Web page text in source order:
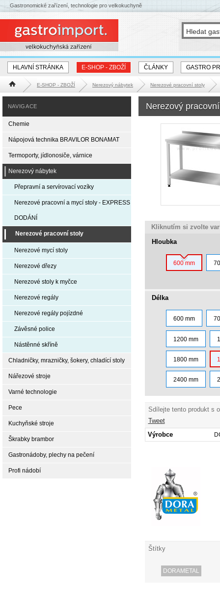
HLAVNÍ STRÁNKA E-SHOP - ZBOŽÍ ČLÁNKY GASTRO
Hlavní stránka E-SHOP - ZBOŽÍ Nerezový nábytek Nerezové pracovní stoly
Nerezový
Kliknutím si zvolte
Hloubka
600 mm
Délka
600 mm
1200 mm
1800 mm
2400 mm
Sdílejte tento produkt s
Tweet
Výrobce
Štítky
DORAMETAL
NAVIGACE
Chemie
Nápojová technika BRAVILOR BONAMAT
Termoporty, jídlonosiče, várnice
Nerezový nábytek
Přepravní a servírovací vozíky
Nerezové pracovní a mycí stoly - EXPRESS
DODÁNÍ
Nerezové pracovní stoly
Nerezové mycí stoly
Nerezové dřezy
Nerezové stoly k myčce
Nerezové regály
Nerezové regály pojízdné
Závěsné police
Nástěnné skříně
Chladničky, mrazničky, šokery, chladící stoly
Nářezové stroje
Varné technologie
Pece
Kuchyňské stroje
Škrabky brambor
Gastronádoby, plechy na pečení
Profi nádobí
Gastronomické zařízení, technologie pro velkokuchyně